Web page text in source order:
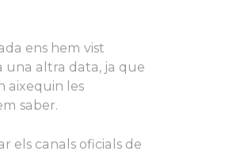
ens hem vist
una altra data, ja que
aixequin les
saber.
els canals oficials de